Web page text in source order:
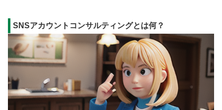
SNSアカウントコンサルティングとは何？